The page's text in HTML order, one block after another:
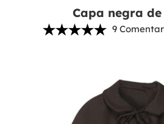
Capa negra de
9